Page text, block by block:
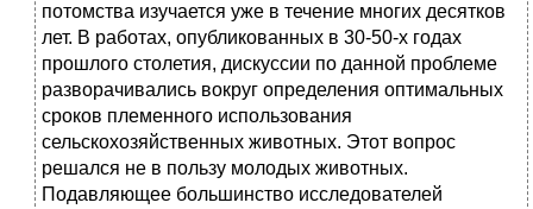
потомства изучается уже в течение многих десятков
лет. В работах, опубликованных в 30-50-х годах
прошлого столетия, дискуссии по данной проблеме
разворачивались вокруг определения оптимальных
сроков племенного использования
сельскохозяйственных животных. Этот вопрос
решался не в пользу молодых животных.
Подавляющее большинство исследователей